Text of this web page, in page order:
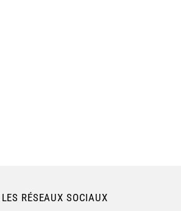
RÉSEAUX SOCIAUX